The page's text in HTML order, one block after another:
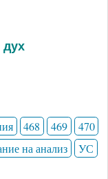
468 469
470
на анализ
УС